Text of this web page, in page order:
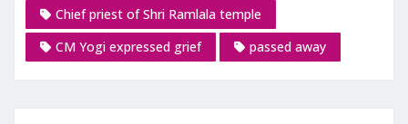
Chief priest of Shri Ramlala temple
CM Yogi expressed grief
passed away